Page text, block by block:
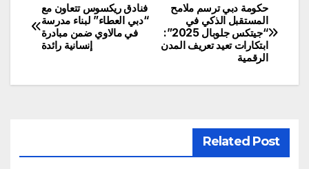
تصفّح
المقالات
فنادق ريكسوس تتعاون مع
“دبي العطاء” لبناء مدرسة
في مالاوي ضمن مبادرة
إنسانية رائدة
حكومة دبي ترسم ملامح
المستقبل الذكي في
“جيتكس جلوبال 2025”:
ابتكارات تعيد تعريف المدن
الرقمية
Related Post